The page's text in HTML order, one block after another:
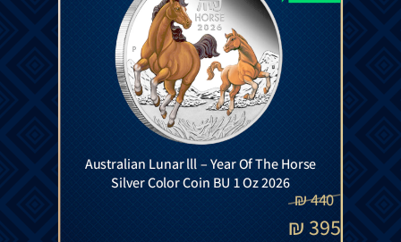
Australian Lunar lll – Year Of The Horse
Silver Color Coin BU 1 Oz 2026
440
₪
395
₪